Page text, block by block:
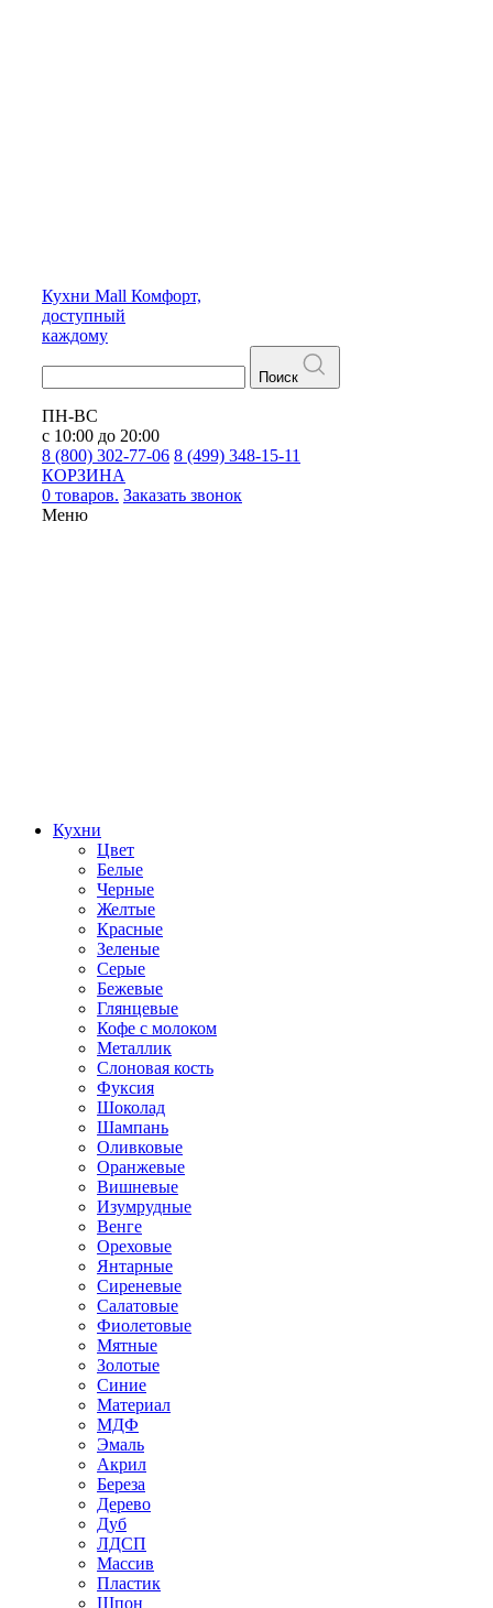
Кухни Mall Комфорт,
доступный
каждому
Поиск
ПН-ВС
с 10:00 до 20:00
8 (800) 302-77-06 8 (499) 348-15-11
КОРЗИНА
0 товаров. Заказать звонок
Меню
Кухни
Цвет
Белые
Черные
Желтые
Красные
Зеленые
Серые
Бежевые
Глянцевые
Кофе с молоком
Металлик
Слоновая кость
Фуксия
Шоколад
Шампань
Оливковые
Оранжевые
Вишневые
Изумрудные
Венге
Ореховые
Янтарные
Сиреневые
Салатовые
Фиолетовые
Мятные
Золотые
Синие
Материал
МДФ
Эмаль
Акрил
Береза
Дерево
Дуб
ЛДСП
Массив
Пластик
Шпон